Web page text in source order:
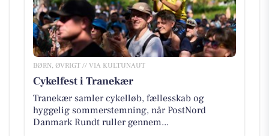
BØRN, ØVRIGT // VIA KULTUNAUT
Cykelfest i Tranekær
Tranekær samler cykelløb, fællesskab og
hyggelig sommerstemning, når PostNord
Danmark Rundt ruller gennem...